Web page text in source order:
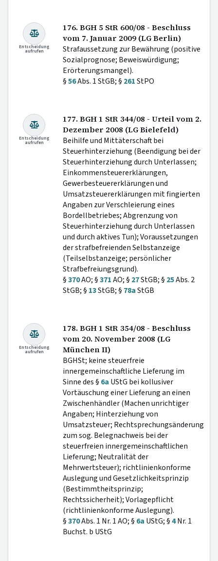
Entscheidung
aufrufen
176. BGH 5 StR 600/08 - Beschluss
vom 7. Januar 2009 (LG Berlin)
Strafaussetzung zur Bewährung (positive
Sozialprognose; Beweiswürdigung;
Erörterungsmangel).
§56Abs. 1 StGB; § 261StPO
Entscheidung
aufrufen
177. BGH 1 StR 344/08 - Urteil vom 2.
Dezember 2008 (LG Bielefeld)
Beihilfe und Mittäterschaft bei
Steuerhinterziehung (Beendigung bei der
Steuerhinterziehung durch Unterlassen;
Einkommensteuererklärungen,
Gewerbesteuererklärungen und
Umsatzsteuererklärungen mit fingierten
Angaben zur Verschleierung eines
Bordellbetriebes; Abgrenzung von
Steuerhinterziehung durch Unterlassen
und durch aktives Tun); Voraussetzungen
der strafbefreienden Selbstanzeige
(Teilselbstanzeige; persönlicher
Strafbefreiungsgrund).
§370AO; §371AO; § 27StGB; § 25Abs. 2
StGB; § 13StGB; § 78aStGB
Entscheidung
aufrufen
178. BGH 1 StR 354/08 - Beschluss
vom 20. November 2008 (LG
München II)
BGHSt; keine steuerfreie
innergemeinschaftliche Lieferung im
Sinne des § 6a UStG bei kollusiver
Vortäuschung einer Lieferung an einen
Zwischenhändler (Machen unrichtiger
Angaben; Hinterziehung von
Umsatzsteuer; Rechtsprechungsänderung
zum sog. Belegnachweis bei der
steuerfreien innergemeinschaftlichen
Lieferung; Neutralität der
Mehrwertsteuer); richtlinienkonforme
Auslegung und Gesetzlichkeitsprinzip
(Bestimmtheitsprinzip;
Rechtssicherheit); Vorlagepflicht
(richtlinienkonforme Auslegung).
§370Abs. 1 Nr. 1 AO; § 6a UStG; §4Nr. 1
Buchst. b UStG